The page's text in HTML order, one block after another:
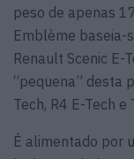
peso de apenas
Emblème baseia-
Renault Scenic E-
“pequena” desta
Tech, R4 E-Tech e
É alimentado por